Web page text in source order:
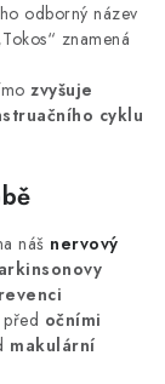
odborný název
znamená
zvyšuje
cyklu
náš nervový
očními
makulární